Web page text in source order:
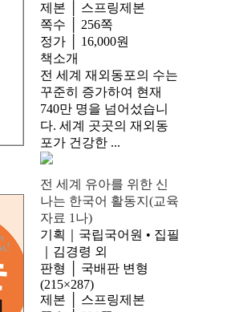
제본 │ 스프링제본
쪽수 │ 256쪽
정가 │ 16,000원
책소개
전 세계 재외동포의 수는
꾸준히 증가하여 현재
740만 명을 넘어섰습니
다. 세계 곳곳의 재외동
포가 건강한 ...
전 세계 유아를 위한 신
나는 한국어 활동지(교육
자료 1나)
기획｜국립국어원 • 집필
｜김경령 외
판형 │ 국배판 변형
(215×287)
제본 │ 스프링제본